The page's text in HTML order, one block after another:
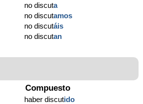
no discuta
no discutamos
no discutáis
no discutan
Compuesto
haber discutido